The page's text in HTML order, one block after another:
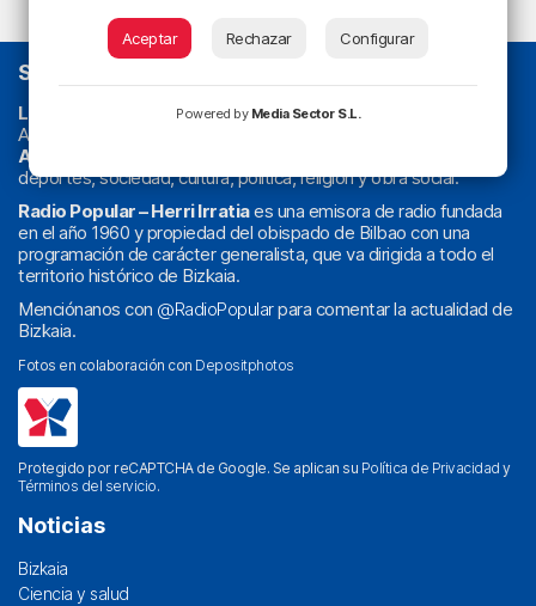
SOBRE NOSOTROS
La radio sin cadenas. Desde 1960 haciendo radio en Bilbao.
Actualidad y
Athletic
deportes, sociedad, cultura, política, religión y obra social.
Radio Popular – Herri Irratiaes una emisora de radio fundada
en el año 1960 y propiedad del obispado de Bilbao con una
programación de carácter generalista, que va dirigida a todo el
territorio histórico de Bizkaia.
Menciónanos con @RadioPopularpara comentar la actualidad de
Bizkaia.
Fotos en colaboración con Depositphotos
Protegido por reCAPTCHA de Google. Se aplican su Política de Privacidad y
Términos del servicio.
Noticias
Bizkaia
Ciencia y salud
Aceptar Rechazar Configurar
Powered by Media Sector S.L.